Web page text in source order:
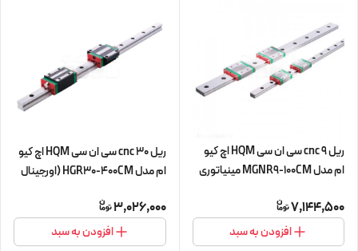
ریل 9 cnc سی ان سی HQM اچ کیو
ام مدل MGNR9-100CM مینیاتوری
7,144,500
افزودن به سبد
ریل 30 cnc سی ان سی HQM اچ کیو
ام مدل HGR30-400CM (اورجینال
3,026,000
افزودن به سبد